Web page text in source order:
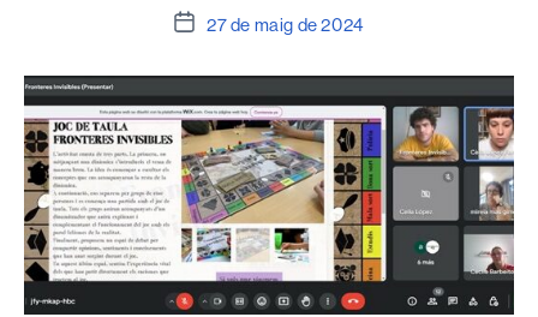
Data
l'entrada
27 de maig de 2024